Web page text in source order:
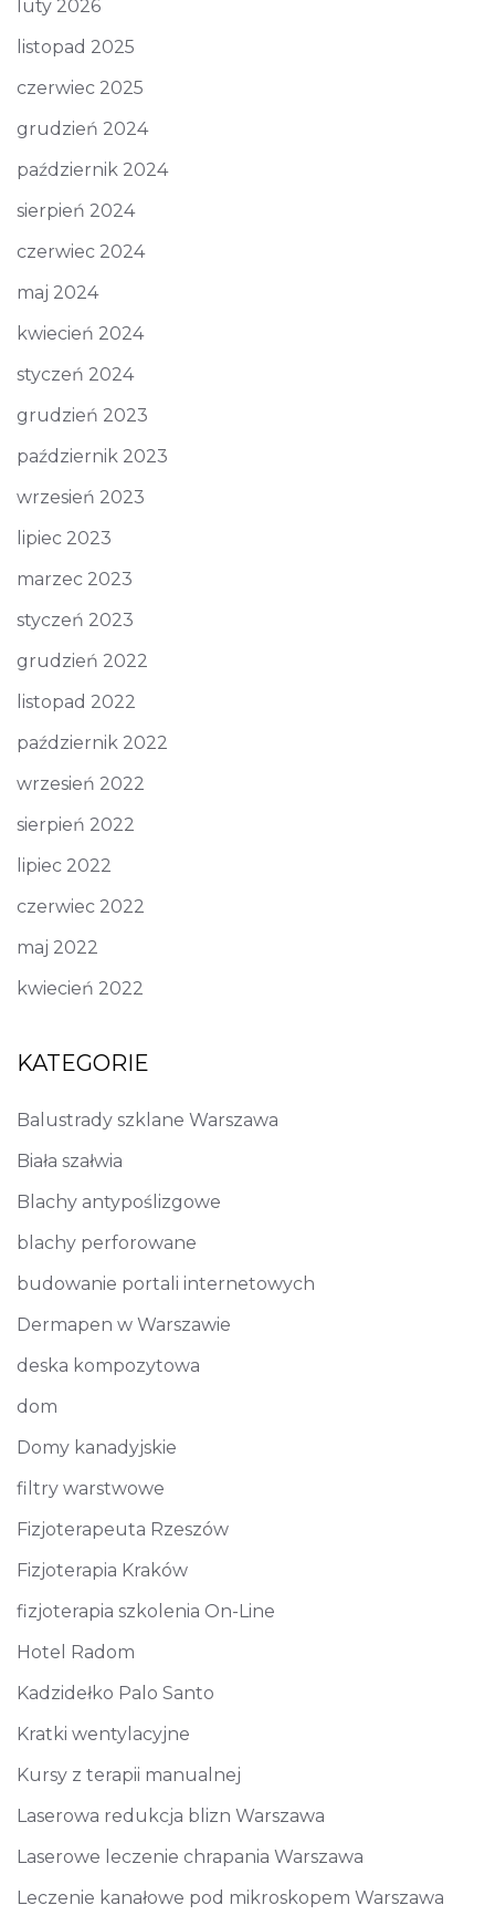
luty 2026
listopad 2025
czerwiec 2025
grudzień 2024
październik 2024
sierpień 2024
czerwiec 2024
maj 2024
kwiecień 2024
styczeń 2024
grudzień 2023
październik 2023
wrzesień 2023
lipiec 2023
marzec 2023
styczeń 2023
grudzień 2022
listopad 2022
październik 2022
wrzesień 2022
sierpień 2022
lipiec 2022
czerwiec 2022
maj 2022
kwiecień 2022
KATEGORIE
Balustrady szklane Warszawa
Biała szałwia
Blachy antypoślizgowe
blachy perforowane
budowanie portali internetowych
Dermapen w Warszawie
deska kompozytowa
dom
Domy kanadyjskie
filtry warstwowe
Fizjoterapeuta Rzeszów
Fizjoterapia Kraków
fizjoterapia szkolenia On-Line
Hotel Radom
Kadzidełko Palo Santo
Kratki wentylacyjne
Kursy z terapii manualnej
Laserowa redukcja blizn Warszawa
Laserowe leczenie chrapania Warszawa
Leczenie kanałowe pod mikroskopem Warszawa